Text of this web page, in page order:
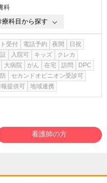
科
科目から探す
受付 電話予約 夜間
日祝
入院可 キッズ
クレカ
大病院 がん 在宅 訪問
DPC
セカンドオピニオン受診可
提供可
地域連携
看護師の方